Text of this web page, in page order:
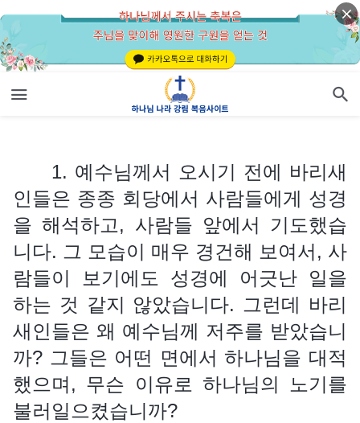
1. 예수님께서 오시기 전에 바리새
인들은 종종 회당에서 사람들에게 성경
을 해석하고, 사람들 앞에서 기도했습
니다. 그 모습이 매우 경건해 보여서, 사
람들이 보기에도 성경에 어긋난 일을
하는 것 같지 않았습니다. 그런데 바리
새인들은 왜 예수님께 저주를 받았습니
까? 그들은 어떤 면에서 하나님을 대적
했으며, 무슨 이유로 하나님의 노기를
불러일으켰습니까?